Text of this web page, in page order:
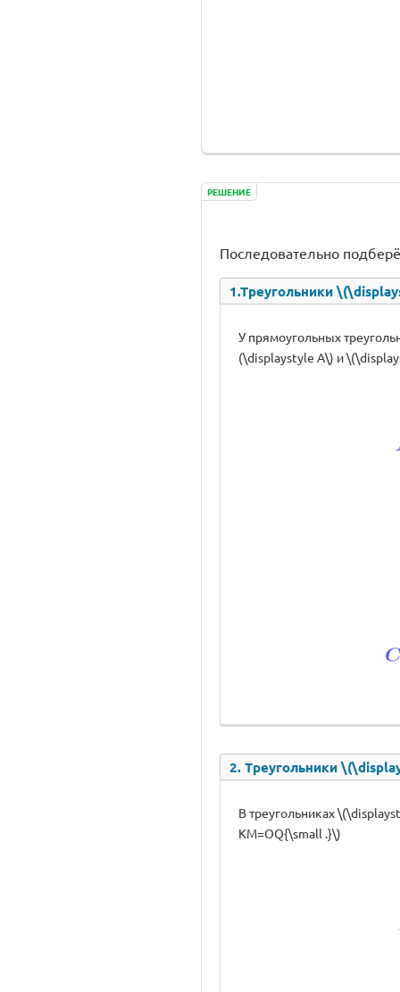
РЕШЕНИЕ
Последовательно
1.Треугольники
У прямоугольных
(\displaystyle A\) и
2. Треугольники
В треугольниках
KM=OQ{\small .}\)